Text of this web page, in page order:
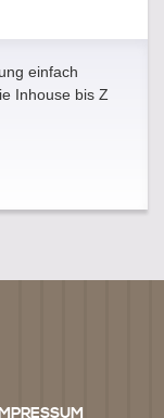
einfach
Inhouse bis Z
IMPRESSUM